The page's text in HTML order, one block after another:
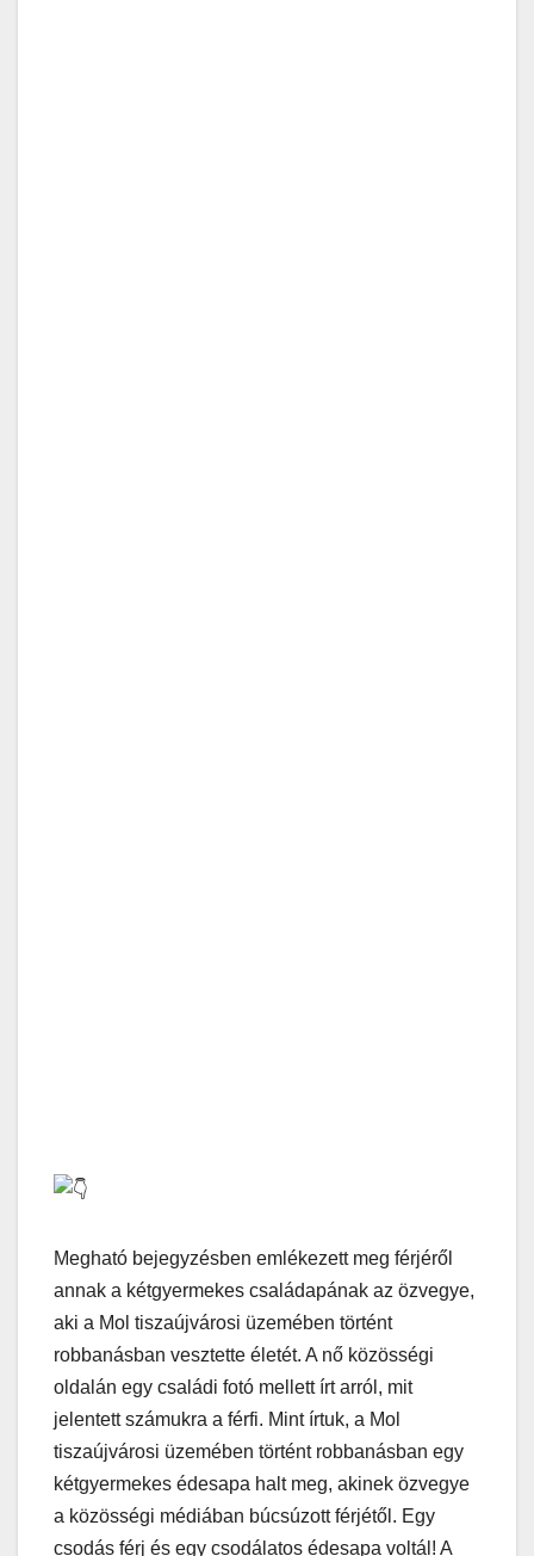
Megható bejegyzésben emlékezett meg férjéről
annak a kétgyermekes családapának az özvegye,
aki a Mol tiszaújvárosi üzemében történt
robbanásban vesztette életét. A nő közösségi
oldalán egy családi fotó mellett írt arról, mit
jelentett számukra a férfi. Mint írtuk, a Mol
tiszaújvárosi üzemében történt robbanásban egy
kétgyermekes édesapa halt meg, akinek özvegye
a közösségi médiában búcsúzott férjétől. Egy
csodás férj és egy csodálatos édesapa voltál! A